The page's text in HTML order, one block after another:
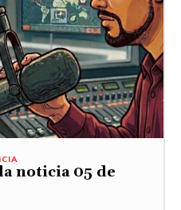
noticia 05 de